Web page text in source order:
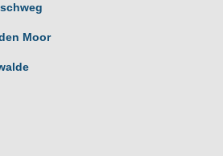
Moor